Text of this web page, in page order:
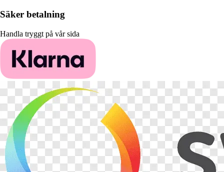
Säker betalning
Handla tryggt på vår sida